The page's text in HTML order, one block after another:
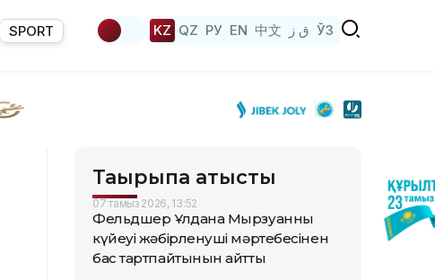
SPORT KZ QZ РУ EN 中文 ق ز ЎЗ
Тақырыпқа қатысты
07 тамыз 2026, 13:52
Фельдшер Ұлдана Мырзуанның
күйеуі жәбірленуші мәртебесінен
бас тартпайтынын айтты